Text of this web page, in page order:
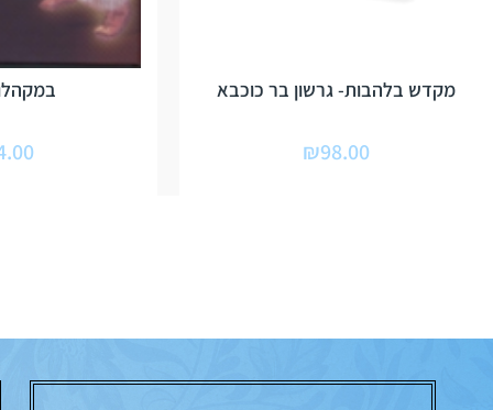
מקדש בלהבות- גרשון בר כוכבא
₪98.00